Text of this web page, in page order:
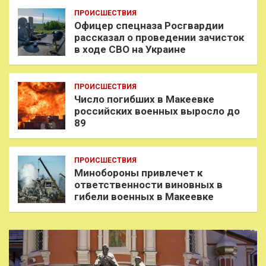
ПРОИСШЕСТВИЯ
Офицер спецназа Росгвардии
рассказал о проведении зачисток
в ходе СВО на Украине
ПРОИСШЕСТВИЯ
Число погибших в Макеевке
российских военных выросло до
89
ПРОИСШЕСТВИЯ
Минобороны привлечет к
ответственности виновных в
гибели военных в Макеевке